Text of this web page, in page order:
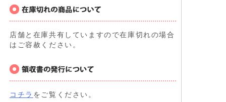
店舗と在庫共有していますので在庫切れの場合
はご容赦ください。
コチラ をご覧ください。